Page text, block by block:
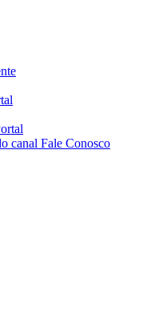
canal Fale Conosco